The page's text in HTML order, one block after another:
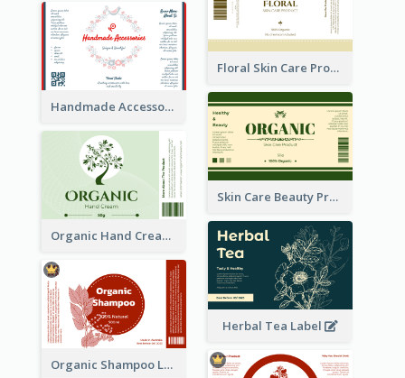
Floral Skin Care Product Label
Handmade Accessories Label
Skin Care Beauty Product Label
Organic Hand Cream Label
Herbal Tea Label
Organic Shampoo Label